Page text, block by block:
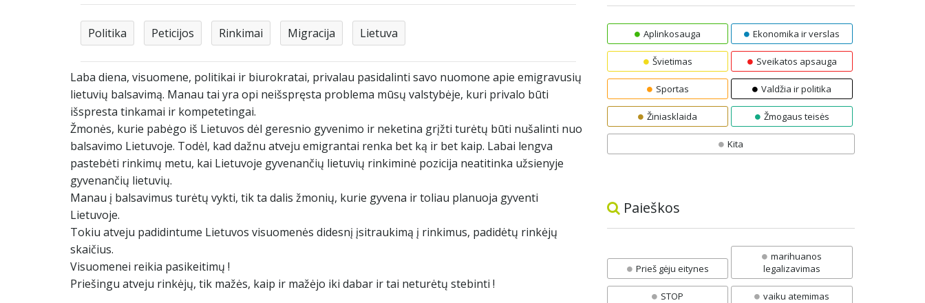
Politika Peticijos Rinkimai Migracija Lietuva
Laba diena, visuomene, politikai ir biurokratai, privalau pasidalinti savo nuomone apie emigravusių
lietuvių balsavimą. Manau tai yra opi neišspręsta problema mūsų valstybėje, kuri privalo būti
išspresta tinkamai ir kompetetingai.
Žmonės, kurie pabėgo iš Lietuvos dėl geresnio gyvenimo ir neketina grįžti turėtų būti nušalinti nuo
balsavimo Lietuvoje. Todėl, kad dažnu atveju emigrantai renka bet ką ir bet kaip. Labai lengva
pastebėti rinkimų metu, kai Lietuvoje gyvenančių lietuvių rinkiminė pozicija neatitinka užsienyje
gyvenančių lietuvių.
Manau į balsavimus turėtų vykti, tik ta dalis žmonių, kurie gyvena ir toliau planuoja gyventi
Lietuvoje.
Tokiu atveju padidintume Lietuvos visuomenės didesnį įsitraukimą į rinkimus, padidėtų rinkėjų
skaičius.
Visuomenei reikia pasikeitimų !
Priešingu atveju rinkėjų, tik mažės, kaip ir mažėjo iki dabar ir tai neturėtų stebinti !
Aplinkosauga Ekonomika ir verslas
Švietimas Sveikatos apsauga
Sportas Valdžia ir politika
Žiniasklaida Žmogaus teisės
Kita
Paieškos
Prieš gėju eitynes
marihuanos
legalizavimas
STOP vaiku atemimas